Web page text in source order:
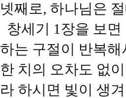
넷째로, 하나님은
창세기 1장을 보면
하는 구절이 반복
한 치의 오차도 없
라 하시면 빛이 생